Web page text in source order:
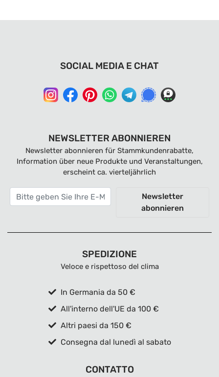
SOCIAL MEDIA E CHAT
NEWSLETTER ABONNIEREN
Newsletter abonnieren für Stammkundenrabatte,
Information über neue Produkte und Veranstaltungen,
erscheint ca. vierteljährlich
Newsletter
abonnieren
SPEDIZIONE
Veloce e rispettoso del clima
In Germania da 50 €
All'interno dell'UE da 100 €
Altri paesi da 150 €
Consegna dal lunedì al sabato
CONTATTO